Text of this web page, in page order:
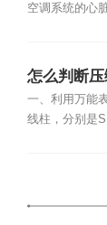
空调系统的心
怎么判断
一、利用万能
线柱，分别是S